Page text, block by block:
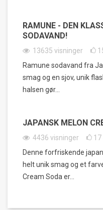
RAMUNE - DEN
SODAVAND!
13635 visninger
Ramune sodavand fra
smag og en sjov, unik
halsen gør...
JAPANSK MELON
4436 visninger 17
Denne forfriskende
helt unik smag og et
Cream Soda er...